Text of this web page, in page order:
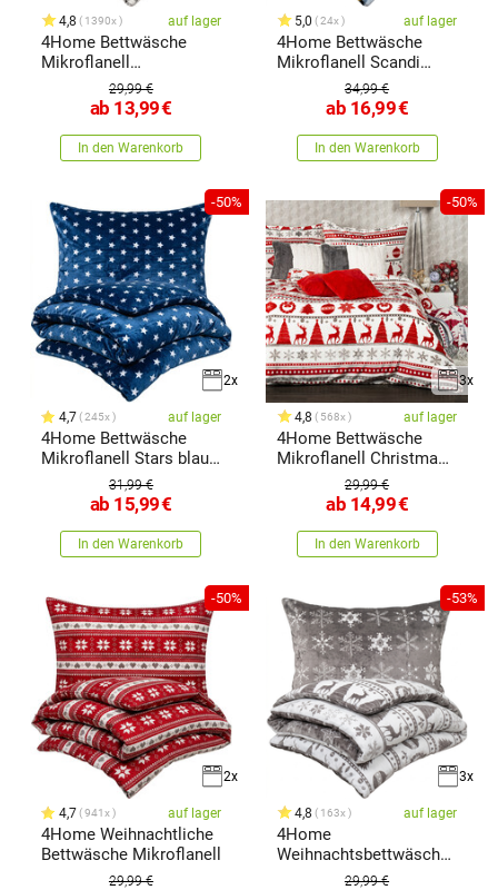
4,8 1390x auf lager
4Home Bettwäsche
Mikroflanell
Snowflakes,29,99 €
ab 13,99€
In den Warenkorb
5,0 24x auf lager
4Home Bettwäsche
Mikroflanell Scandi
34,99 €
ab 16,99€
In den Warenkorb
-50%
2x
4,7 245x auf lager
4Home Bettwäsche
Mikroflanell Stars blau,
31,99 €
ab 15,99€
In den Warenkorb
-50%
3x
4,8 568x auf lager
4Home Bettwäsche
Mikroflanell Christmas
29,99 €
ab 14,99€
In den Warenkorb
-50%
2x
4,7 941x auf lager
4Home Weihnachtliche
Bettwäsche Mikroflanell
29,99 €
-53%
3x
4,8 163x auf lager
4Home
Weihnachtsbettwäsche
Mikroflanell Christmas
29,99 €